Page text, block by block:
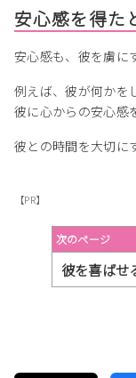
安心感を得た
安心感も、彼を虜に
例えば、彼が何かを
彼に心からの安心感
彼との時間を大切に
【PR】
次のページ
彼を喜ばせ